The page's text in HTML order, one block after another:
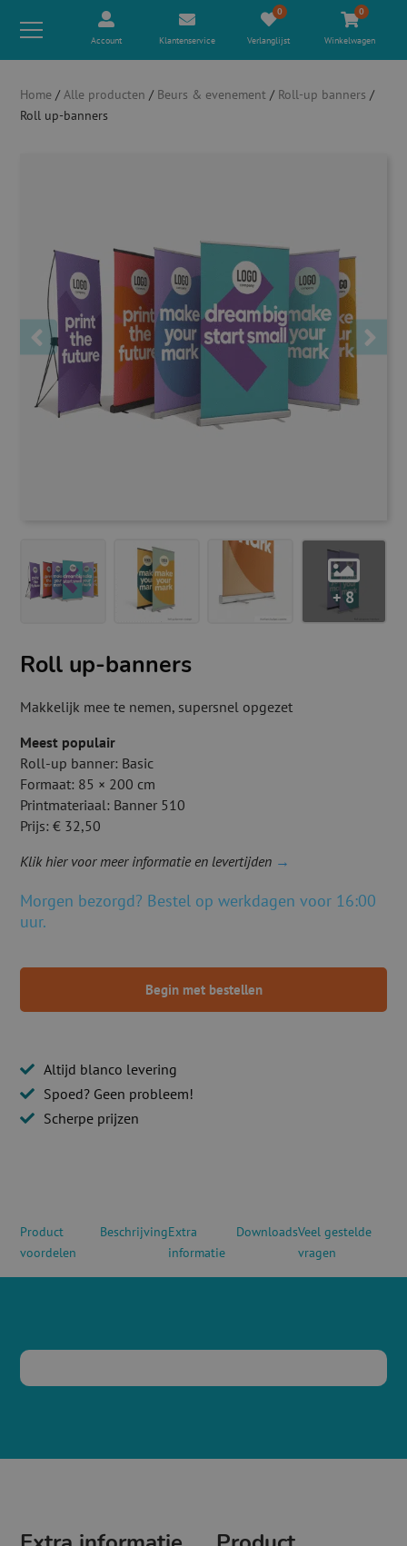
Account Klantenservice
0
Verlanglijst
0
Winkelwagen
Home / Alle producten / Beurs & evenement / Roll-up banners /
Roll up-banners
+ 8
Roll up-banners
Makkelijk mee te nemen, supersnel opgezet
Meest populair
Roll-up banner: Basic
Formaat: 85 × 200 cm
Printmateriaal: Banner 510
Prijs: € 32,50
Klik hier voor meer informatie en levertijden →
Morgen bezorgd? Bestel op werkdagen voor 16:00
uur.
Begin met bestellen
Altijd blanco levering
Spoed? Geen probleem!
Scherpe prijzen
Product
voordelen
BeschrijvingExtra
informatie
DownloadsVeel gestelde
vragen